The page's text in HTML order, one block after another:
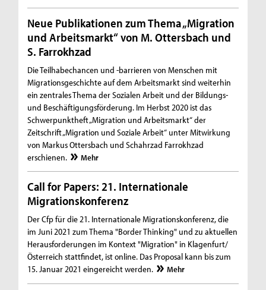
Neue Publikationen zum Thema „Migration
und Arbeitsmarkt“ von M. Ottersbach und
S. Farrokhzad
Die Teilhabechancen und -barrieren von Menschen mit
Migrationsgeschichte auf dem Arbeitsmarkt sind weiterhin
ein zentrales Thema der Sozialen Arbeit und der Bildungs-
und Beschäftigungsförderung. Im Herbst 2020 ist das
Schwerpunktheft „Migration und Arbeitsmarkt“ der
Zeitschrift „Migration und Soziale Arbeit“ unter Mitwirkung
von Markus Ottersbach und Schahrzad Farrokhzad
erschienen.
Mehr
Call for Papers: 21. Internationale
Migrationskonferenz
Der Cfp für die 21. Internationale Migrationskonferenz, die
im Juni 2021 zum Thema "Border Thinking" und zu aktuellen
Herausforderungen im Kontext "Migration" in Klagenfurt/
Österreich stattfindet, ist online. Das Proposal kann bis zum
15. Januar 2021 eingereicht werden.
Mehr